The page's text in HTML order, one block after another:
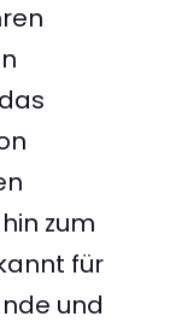
zum
für
und